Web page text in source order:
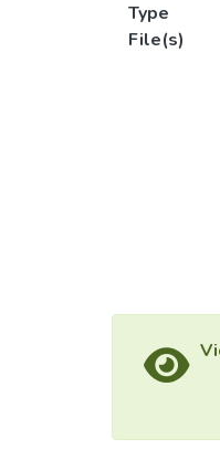
Type
File(s)